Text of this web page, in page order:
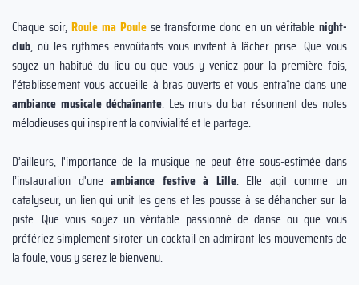
Chaque soir, Roule ma Poulese transforme donc en un véritablenight-
club, où les rythmes envoûtants vous invitent à lâcher prise. Que vous
soyez un habitué du lieu ou que vous y veniez pour la première fois,
l’établissement vous accueille à bras ouverts et vous entraîne dans une
ambiance musicale déchaînante. Les murs du bar résonnent des notes
mélodieuses qui inspirent la convivialité et le partage.
D’ailleurs, l'importance de la musique ne peut être sous-estimée dans
l’instauration d'uneambiance festive à Lille. Elle agit comme un
catalyseur, un lien qui unit les gens et les pousse à se déhancher sur la
piste. Que vous soyez un véritable passionné de danse ou que vous
préfériez simplement siroter un cocktail en admirant les mouvements de
la foule, vous y serez le bienvenu.